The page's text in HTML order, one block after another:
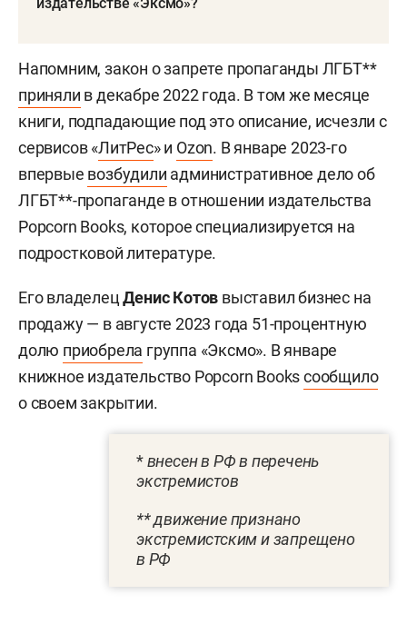
Напомним, закон о запрете пропаганды ЛГБТ**
приняли в декабре 2022 года. В том же месяце
книги, подпадающие под это описание, исчезли с
сервисов «ЛитРес» и Ozon. В январе 2023-го
впервые возбудили административное дело об
ЛГБТ**-пропаганде в отношении издательства
Popcorn Books, которое специализируется на
подростковой литературе.
Его владелецДенис Котов выставил бизнес на
продажу — в августе 2023 года 51-процентную
долю приобрела группа «Эксмо». В январе
книжное издательство Popcorn Booksсообщило
о своем закрытии.
*внесен в РФ в перечень
экстремистов
** движение признано
экстремистским и запрещено
в РФ